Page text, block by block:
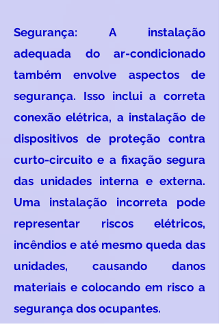
Segurança: A instalação
adequada do ar-condicionado
também envolve aspectos de
segurança. Isso inclui a correta
conexão elétrica, a instalação de
dispositivos de proteção contra
curto-circuito e a fixação segura
das unidades interna e externa.
Uma instalação incorreta pode
representar riscos elétricos,
incêndios e até mesmo queda das
unidades, causando danos
materiais e colocando em risco a
segurança dos ocupantes.